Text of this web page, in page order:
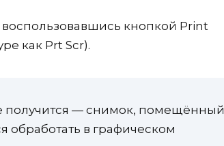
воспользовавшись кнопкой Print
как Prt Scr).
получится — снимок, помещённый
обработать в графическом